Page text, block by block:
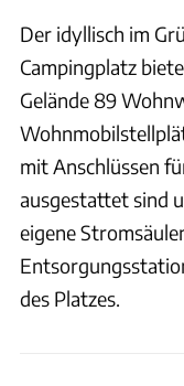
Der idyllisch im
Campingplatz
Gelände 89
mit Anschlüssen
ausgestattet sind
eigene
des Platzes.